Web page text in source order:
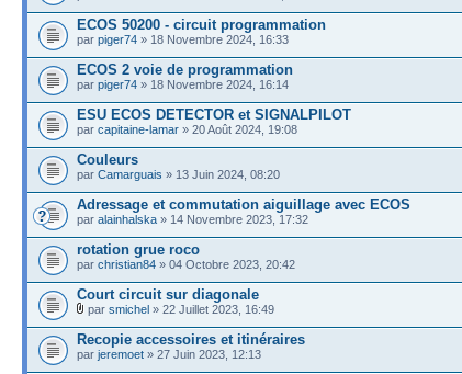
ECOS 50200 - circuit programmation
par piger74 » 18 Novembre 2024, 16:33
ECOS 2 voie de programmation
par piger74 » 18 Novembre 2024, 16:14
ESU ECOS DETECTOR et SIGNALPILOT
par capitaine-lamar » 20 Août 2024, 19:08
Couleurs
par Camarguais » 13 Juin 2024, 08:20
Adressage et commutation aiguillage avec ECOS
par alainhalska » 14 Novembre 2023, 17:32
rotation grue roco
par christian84 » 04 Octobre 2023, 20:42
Court circuit sur diagonale
par smichel » 22 Juillet 2023, 16:49
Recopie accessoires et itinéraires
par jeremoet » 27 Juin 2023, 12:13